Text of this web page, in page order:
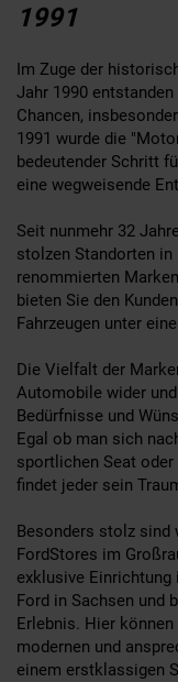
1991
Im Zuge der
Jahr 1990
Chancen,
1991 wurde die
bedeutender Schritt
eine wegweisende
Seit nunmehr 32
stolzen Standorten in
renommierten
bieten Sie den
Fahrzeugen unter
Die Vielfalt der
Automobile wider
Bedürfnisse und
Egal ob man sich
sportlichen Seat
findet jeder sein
Besonders stolz sind
FordStores im
exklusive
Ford in Sachsen und
Erlebnis. Hier
modernen und
einem erstklassigen